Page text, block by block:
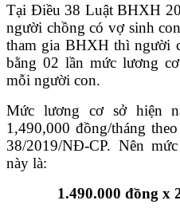
Tại Điều 38 Luật BHXH
người chồng có vợ sinh
tham gia BHXH thì người
bằng 02 lần mức lương
mỗi người con.
Mức lương cơ sở hiện
1,490,000 đồng/tháng
38/2019/NĐ-CP. Nên
này là:
1.490.000 đồng x